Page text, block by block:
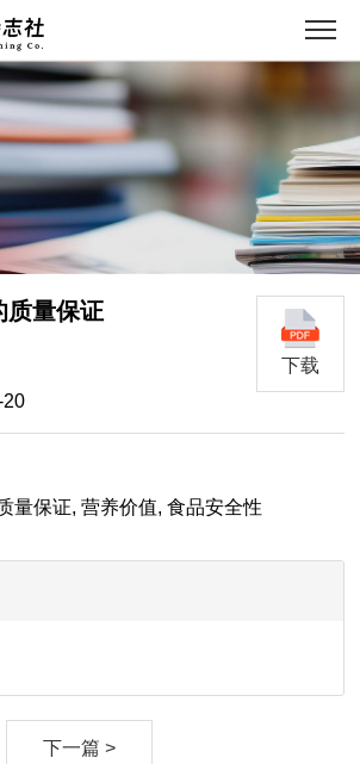
质量保证
20
下载
量保证, 营养价值, 食品安全性
下一篇 >